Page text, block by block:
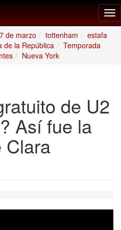
de marzo tottenham
estafa
de la República
Temporada
Nueva York
de U2
Así fue la
Clara